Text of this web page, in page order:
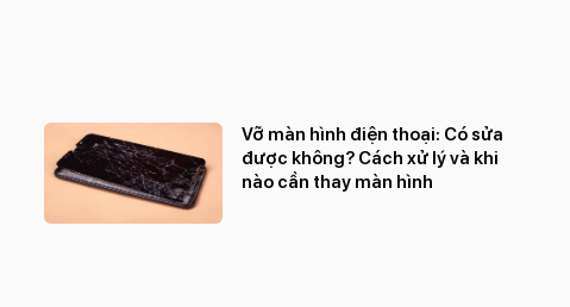
Vỡ màn hình điện thoại: Có sửa
được không? Cách xử lý và khi
nào cần thay màn hình